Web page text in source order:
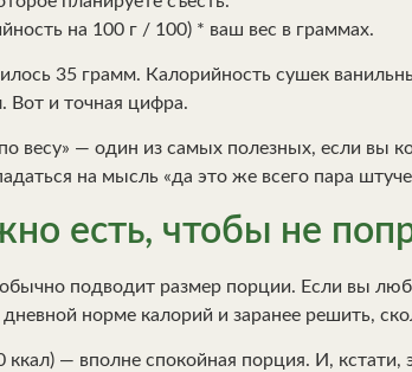
на 100 г / 100) * ваш вес в граммах.
35 грамм. Калорийность сушек
Вот и точная цифра.
весу» — один из самых полезных, если вы
на мысль «да это же всего пара
есть, чтобы не
подводит размер порции. Если вы
норме калорий и заранее решить,
— вполне спокойная порция. И, кстати,